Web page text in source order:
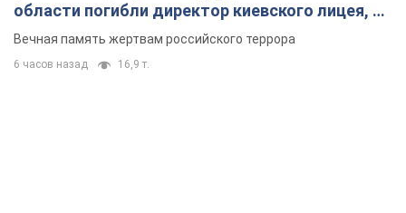
области погибли директор киевского лицея, её
муж и внук
Вечная память жертвам российского террора
6 часов назад 16,9 т.